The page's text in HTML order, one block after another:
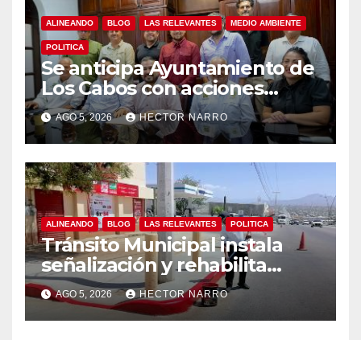
ALINEANDO BLOG LAS RELEVANTES MEDIO AMBIENTE
POLITICA
Se anticipa Ayuntamiento de
Los Cabos con acciones
preventivas ante lluvias en el
centro histórico
AGO 5, 2026 HECTOR NARRO
ALINEANDO BLOG LAS RELEVANTES POLITICA
Tránsito Municipal instala
señalización y rehabilita
cruces peatonales en Los
Cabos
AGO 5, 2026 HECTOR NARRO